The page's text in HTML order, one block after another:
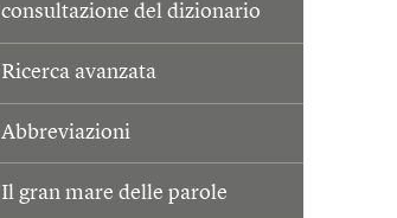
consultazione del dizionario
Ricerca avanzata
Abbreviazioni
Il gran mare delle parole